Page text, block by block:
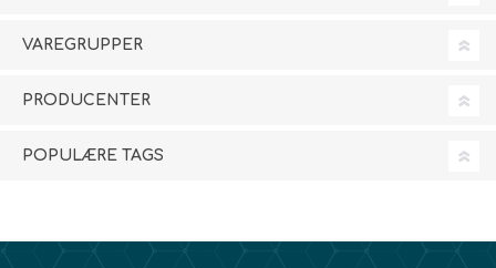
VAREGRUPPER
PRODUCENTER
POPULÆRE TAGS